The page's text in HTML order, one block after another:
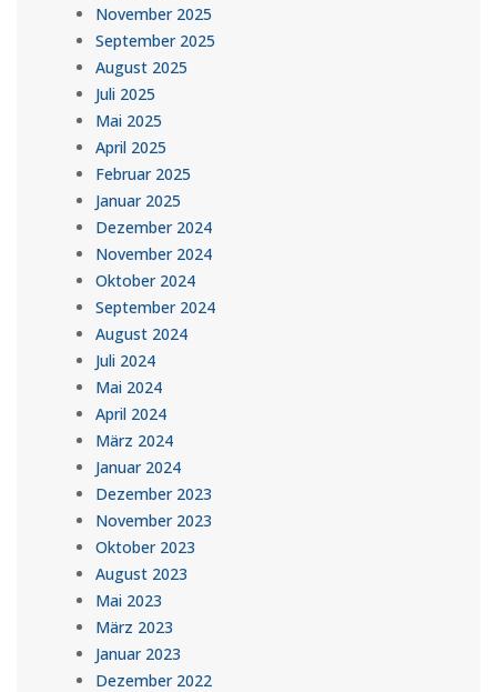
November 2025
September 2025
August 2025
Juli 2025
Mai 2025
April 2025
Februar 2025
Januar 2025
Dezember 2024
November 2024
Oktober 2024
September 2024
August 2024
Juli 2024
Mai 2024
April 2024
März 2024
Januar 2024
Dezember 2023
November 2023
Oktober 2023
August 2023
Mai 2023
März 2023
Januar 2023
Dezember 2022